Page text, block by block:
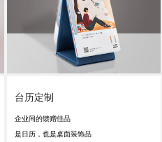
台历定制
企业间的馈赠佳品
是日历，也是桌面装饰品